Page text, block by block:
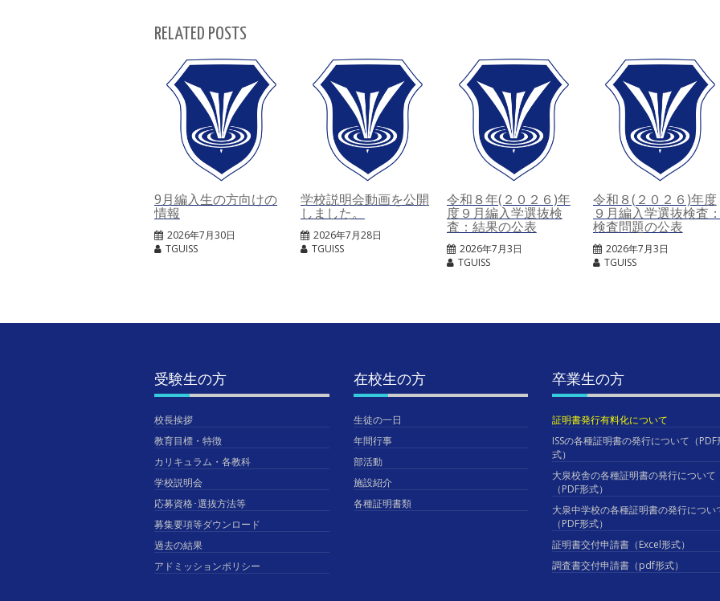
RELATED POSTS
9月編入生の方向けの
情報
2026年7月30日
TGUISS
学校説明会動画を公開
しました。
2026年7月28日
TGUISS
令和８年(２０２６)年
度９月編入学選抜検
査：結果の公表
2026年7月3日
TGUISS
令和８(２０２６)年度
９月編入学選抜検査：
検査問題の公表
2026年7月3日
TGUISS
受験生の方
校長挨拶
教育目標・特徴
カリキュラム・各教科
学校説明会
応募資格･選抜方法等
募集要項等ダウンロード
過去の結果
アドミッションポリシー
在校生の方
生徒の一日
年間行事
部活動
施設紹介
各種証明書類
卒業生の方
証明書発行有料化について
ISSの各種証明書の発行について（PDF
式）
大泉校舎の各種証明書の発行について
（PDF形式）
大泉中学校の各種証明書の発行につい
（PDF形式）
証明書交付申請書（Excel形式）
調査書交付申請書（pdf形式）